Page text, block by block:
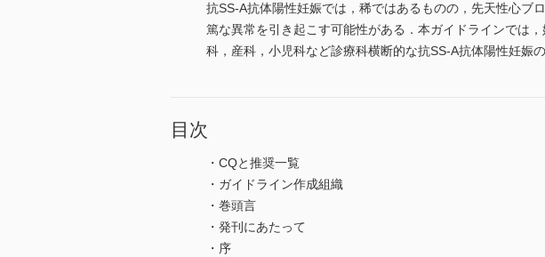
抗SS-A抗体陽性妊娠では，稀ではあるものの，先天性心ブ
篤な異常を引き起こす可能性がある．本ガイドラインでは
科，産科，小児科など診療科横断的な抗SS-A抗体陽性妊娠
目次
・CQと推奨一覧
・ガイドライン作成組織
・巻頭言
・発刊にあたって
・序